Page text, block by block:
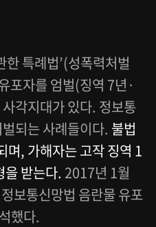
한 특례법’(성폭력처벌
포자를 엄벌(징역 7년·
각지대가 있다. 정보통
되는 사례들이다. 불법
며, 가해자는 고작 징역 1
을 받는다. 2017년 1월
보통신망법 음란물 유포
했다.